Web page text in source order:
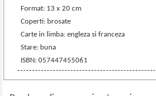
Format: 13 x 20 cm
Coperti: brosate
Carte in limba: engleza si franceza
Stare: buna
ISBN: 057447455061